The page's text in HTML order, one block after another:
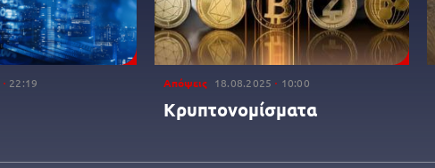
22:19 Απόψεις 18.08.2025 10:00
Κρυπτονομίσματα